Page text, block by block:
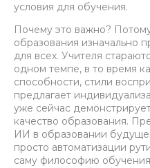
условия для обучения.
Почему это важно?
образования изначально
для всех. Учителя
одном темпе, в то время
способности, стили
предлагает
уже сейчас
качество образования.
ИИ в образовании
просто автоматизации
саму философию